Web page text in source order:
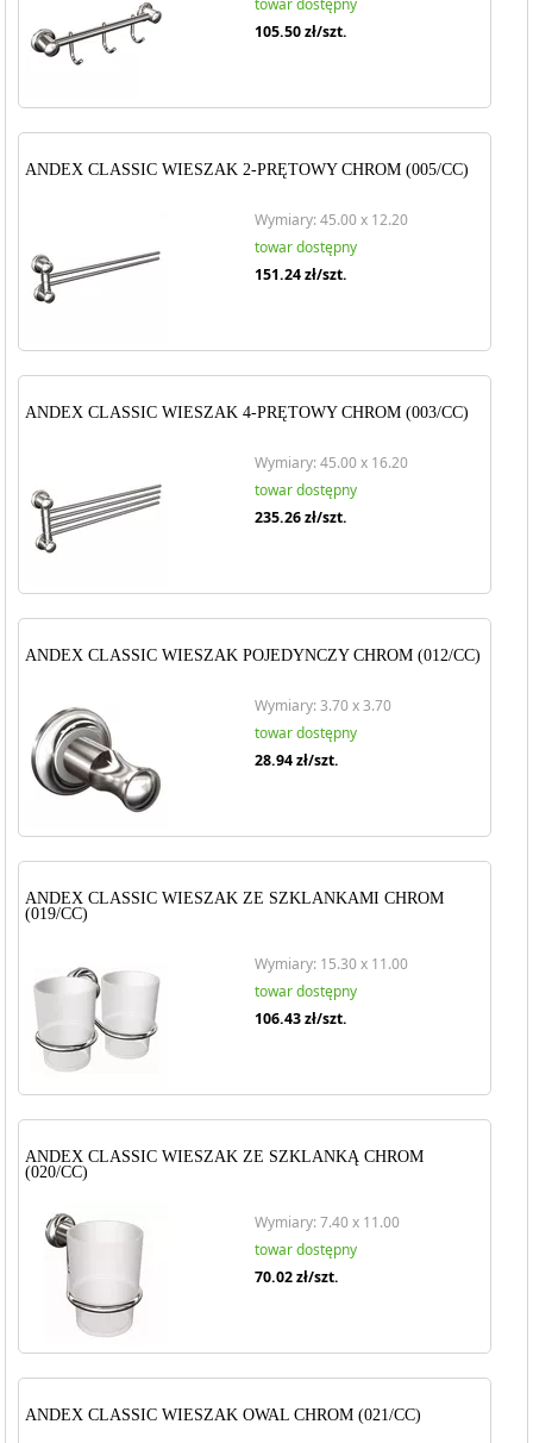
towar dostępny
105.50zł/szt.
ANDEX CLASSIC WIESZAK 2-PRĘTOWY CHROM (005/CC)
Wymiary: 45.00 x 12.20
towar dostępny
151.24zł/szt.
ANDEX CLASSIC WIESZAK 4-PRĘTOWY CHROM (003/CC)
Wymiary: 45.00 x 16.20
towar dostępny
235.26zł/szt.
ANDEX CLASSIC WIESZAK POJEDYNCZY CHROM (012/CC)
Wymiary: 3.70 x 3.70
towar dostępny
28.94zł/szt.
ANDEX CLASSIC WIESZAK ZE SZKLANKAMI CHROM
(019/CC)
Wymiary: 15.30 x 11.00
towar dostępny
106.43zł/szt.
ANDEX CLASSIC WIESZAK ZE SZKLANKĄ CHROM
(020/CC)
Wymiary: 7.40 x 11.00
towar dostępny
70.02zł/szt.
ANDEX CLASSIC WIESZAK OWAL CHROM (021/CC)